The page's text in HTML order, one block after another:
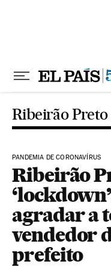
Ribeirão Preto
PANDEMIA DE CORONAVÍRUS
Ribeirão
agradar a
vendedor
prefeito